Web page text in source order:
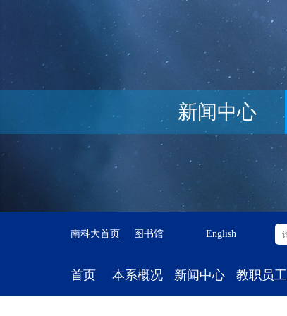
新闻中心
南科大首页 图书馆 English
首页 本系概况 新闻中心 教职员工